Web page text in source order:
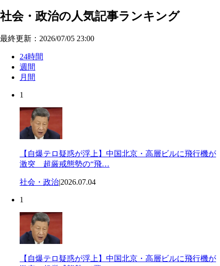
社会・政治の人気記事ランキング
最終更新：2026/07/05 23:00
24時間
週間
月間
1
【自爆テロ疑惑が浮上】中国北京・高層ビルに飛行機が
激突 超厳戒態勢の“飛…
社会・政治|2026.07.04
1
【自爆テロ疑惑が浮上】中国北京・高層ビルに飛行機が